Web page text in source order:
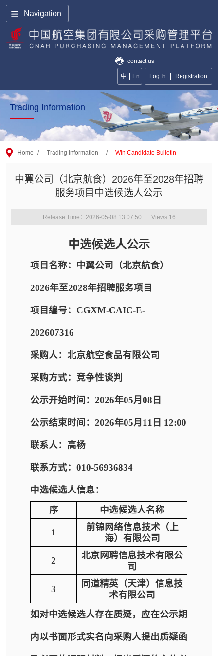
Navigation
contact us
中 En Log In Registration
Trading Information
Home / Trading Information / Win Candidate Bulletin
中翼公司（北京航食）2026年至2028年招聘
服务项目中选候选人公示
Release Time：2026-05-08 13:07:50 Views:16
中选候选人公示
项目名称：中翼公司（北京航食）
2026年至2028年招聘服务项目
项目编号：CGXM-CAIC-E-
202607316
采购人：北京航空食品有限公司
采购方式：竞争性谈判
公示开始时间：2026年05月08日
公示结束时间：2026年05月11日 12:00
联系人：高杨
联系方式：010-56936834
中选候选人信息：
序
中选候选人名称
1
前锦网络信息技术（上
海）有限公司
2
北京网聘信息技术有限公
司
3
同道精英（天津）信息技
术有限公司
如对中选候选人存在质疑，应在公示期
内以书面形式实名向采购人提出质疑函